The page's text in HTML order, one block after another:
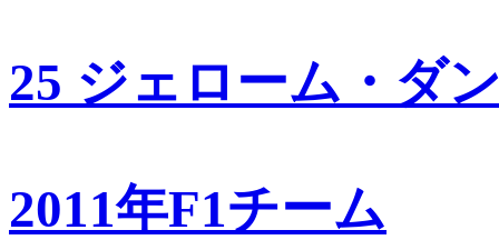
25 ジェローム・ダ
2011年F1チーム